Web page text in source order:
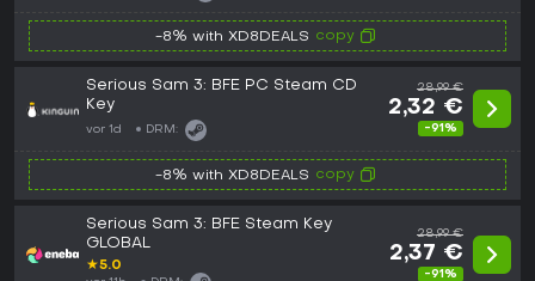
-8% with XD8DEALS copy
Serious Sam 3: BFE PC Steam CD
Key
vor 1d DRM:
28,99 €
2,32 €
-91%
-8% with XD8DEALS copy
Serious Sam 3: BFE Steam Key
GLOBAL
★5.0
28,99 €
2,37 €
-91%